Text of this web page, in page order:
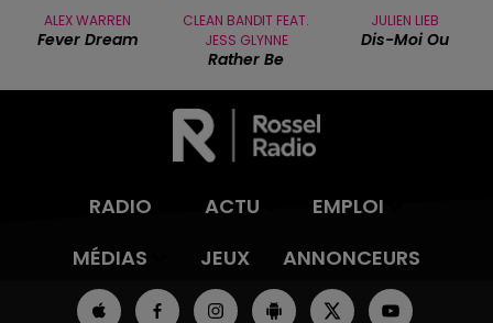
ALEX WARREN
Fever Dream
CLEAN BANDIT FEAT.
JESS GLYNNE
Rather Be
JULIEN LIEB
Dis-Moi Ou
RADIO ACTU
EMPLOI
MÉDIAS
JEUX ANNONCEURS